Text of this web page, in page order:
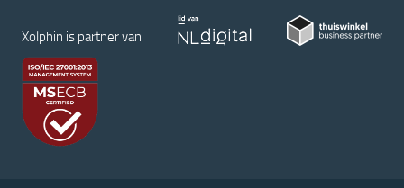
Xolphin is partner van